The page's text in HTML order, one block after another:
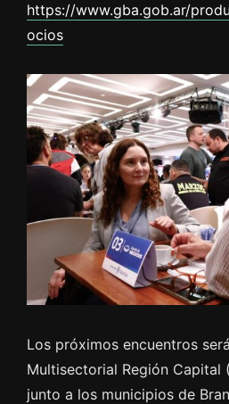
https://www.gba.gob.ar/
ocios
Los próximos encuentros
Multisectorial Región Capital
junto a los municipios de